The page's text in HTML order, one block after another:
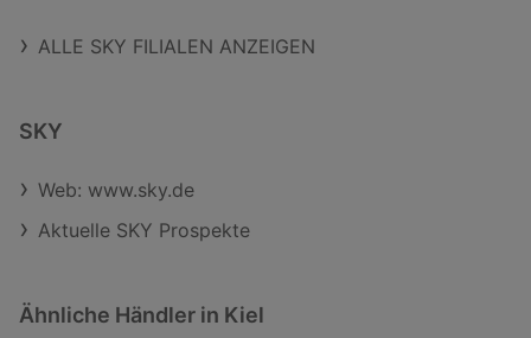
ALLE SKY FILIALEN ANZEIGEN
SKY
Web: www.sky.de
Aktuelle SKY Prospekte
Ähnliche Händler in Kiel